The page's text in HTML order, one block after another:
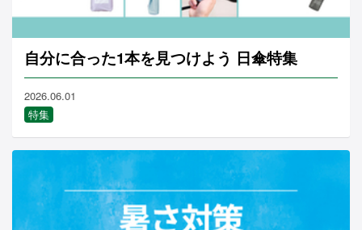
自分に合った1本を見つけよう 日傘特集
2026.06.01
特集